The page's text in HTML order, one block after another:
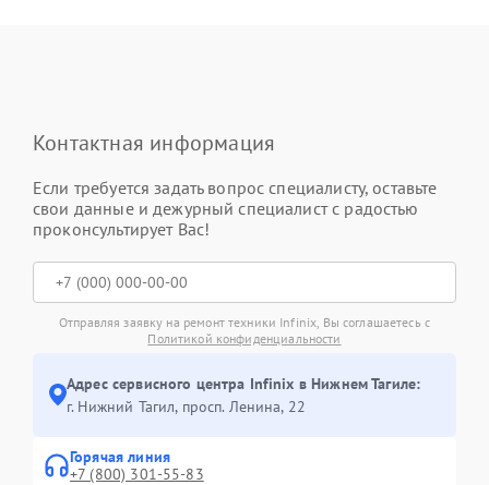
Контактная информация
Если требуется задать вопрос специалисту, оставьте
свои данные и дежурный специалист с радостью
проконсультирует Вас!
Отправляя заявку на ремонт техники Infinix, Вы соглашаетесь с
Политикой конфиденциальности
Адрес сервисного центра Infinix в Нижнем Тагиле:
г. Нижний Тагил, просп. Ленина, 22
Горячая линия
+7 (800) 301-55-83